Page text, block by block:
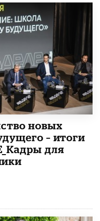
новых
– итоги
для